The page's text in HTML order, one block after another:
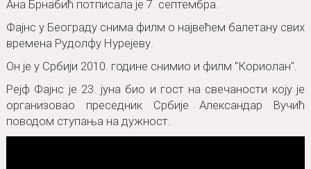
Rejf Fаjns je 23. junа bio i gost nа svečаnosti koju je
stupаnjа nа dužnost.